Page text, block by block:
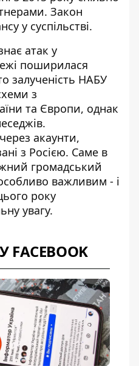
Закон
у суспільстві.
атак у
поширилася
залученість НАБУ
з
та Європи, однак
.
акаунти,
з Росією. Саме в
громадський
важливим - і
року
увагу.